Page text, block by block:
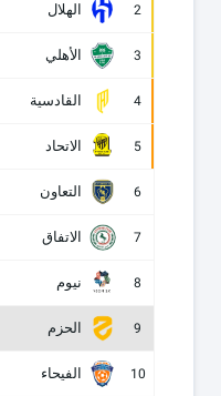
2 الهلال
3 الأهلي
4 القادسية
5 الاتحاد
6 التعاون
7 الاتفاق
8 نيوم
9 الحزم
10 الفيحاء